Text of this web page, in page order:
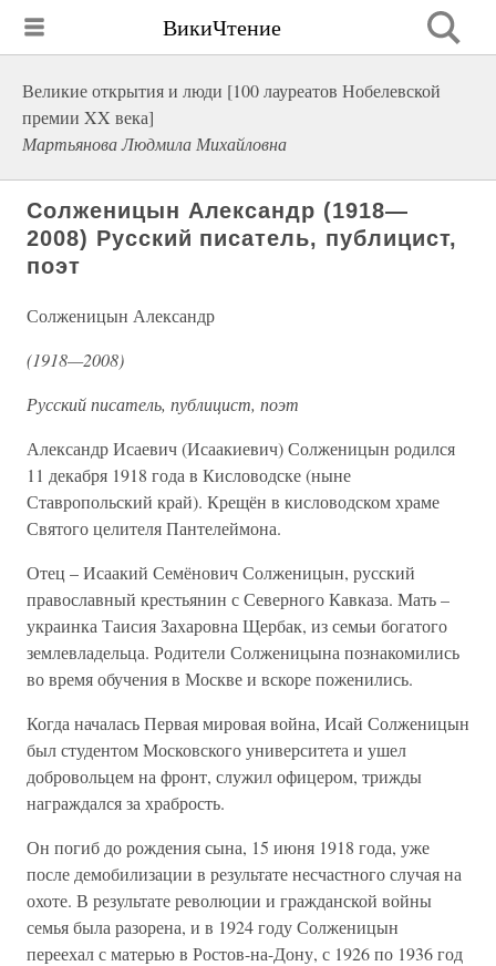
ВикиЧтение
Великие открытия и люди [100 лауреатов Нобелевской
премии XX века]
Мартьянова Людмила Михайловна
Солженицын Александр (1918—
2008) Русский писатель, публицист,
поэт
Солженицын Александр
(1918—2008)
Русский писатель, публицист, поэт
Александр Исаевич (Исаакиевич) Солженицын родился
11 декабря 1918 года в Кисловодске (ныне
Ставропольский край). Крещён в кисловодском храме
Святого целителя Пантелеймона.
Отец – Исаакий Семёнович Солженицын, русский
православный крестьянин с Северного Кавказа. Мать –
украинка Таисия Захаровна Щербак, из семьи богатого
землевладельца. Родители Солженицына познакомились
во время обучения в Москве и вскоре поженились.
Когда началась Первая мировая война, Исай Солженицын
был студентом Московского университета и ушел
добровольцем на фронт, служил офицером, трижды
награждался за храбрость.
Он погиб до рождения сына, 15 июня 1918 года, уже
после демобилизации в результате несчастного случая на
охоте. В результате революции и гражданской войны
семья была разорена, и в 1924 году Солженицын
переехал с матерью в Ростов-на-Дону, с 1926 по 1936 год